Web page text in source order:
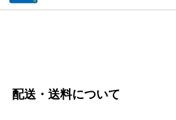
配送・送料について